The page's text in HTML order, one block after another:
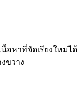
อหาที่จัดเรียงใหม่ได้
ขวาง